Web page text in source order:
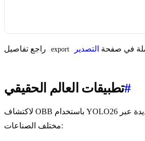
export في صفحة
تطبيقات العالم الحقيقي#
لاكتشاف OBB باستخدام YOLO26 تطبيقات عملية عديدة عبر
مختلف الصناعات: